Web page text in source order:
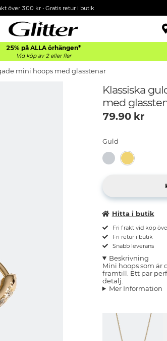
över 300 kr• Gratis retur i butik
25% på ALLA örhängen*
Vid köp av 2 eller fler
mini hoops med glasstenar
Klassiska
med
79.90kr
Guld
Hitta i butik
Fri frakt vid köp
Fri retur i butik
Snabb leverans
Beskrivning
Mini hoops som är
framtill. Ett par
detalj.
Mer Information